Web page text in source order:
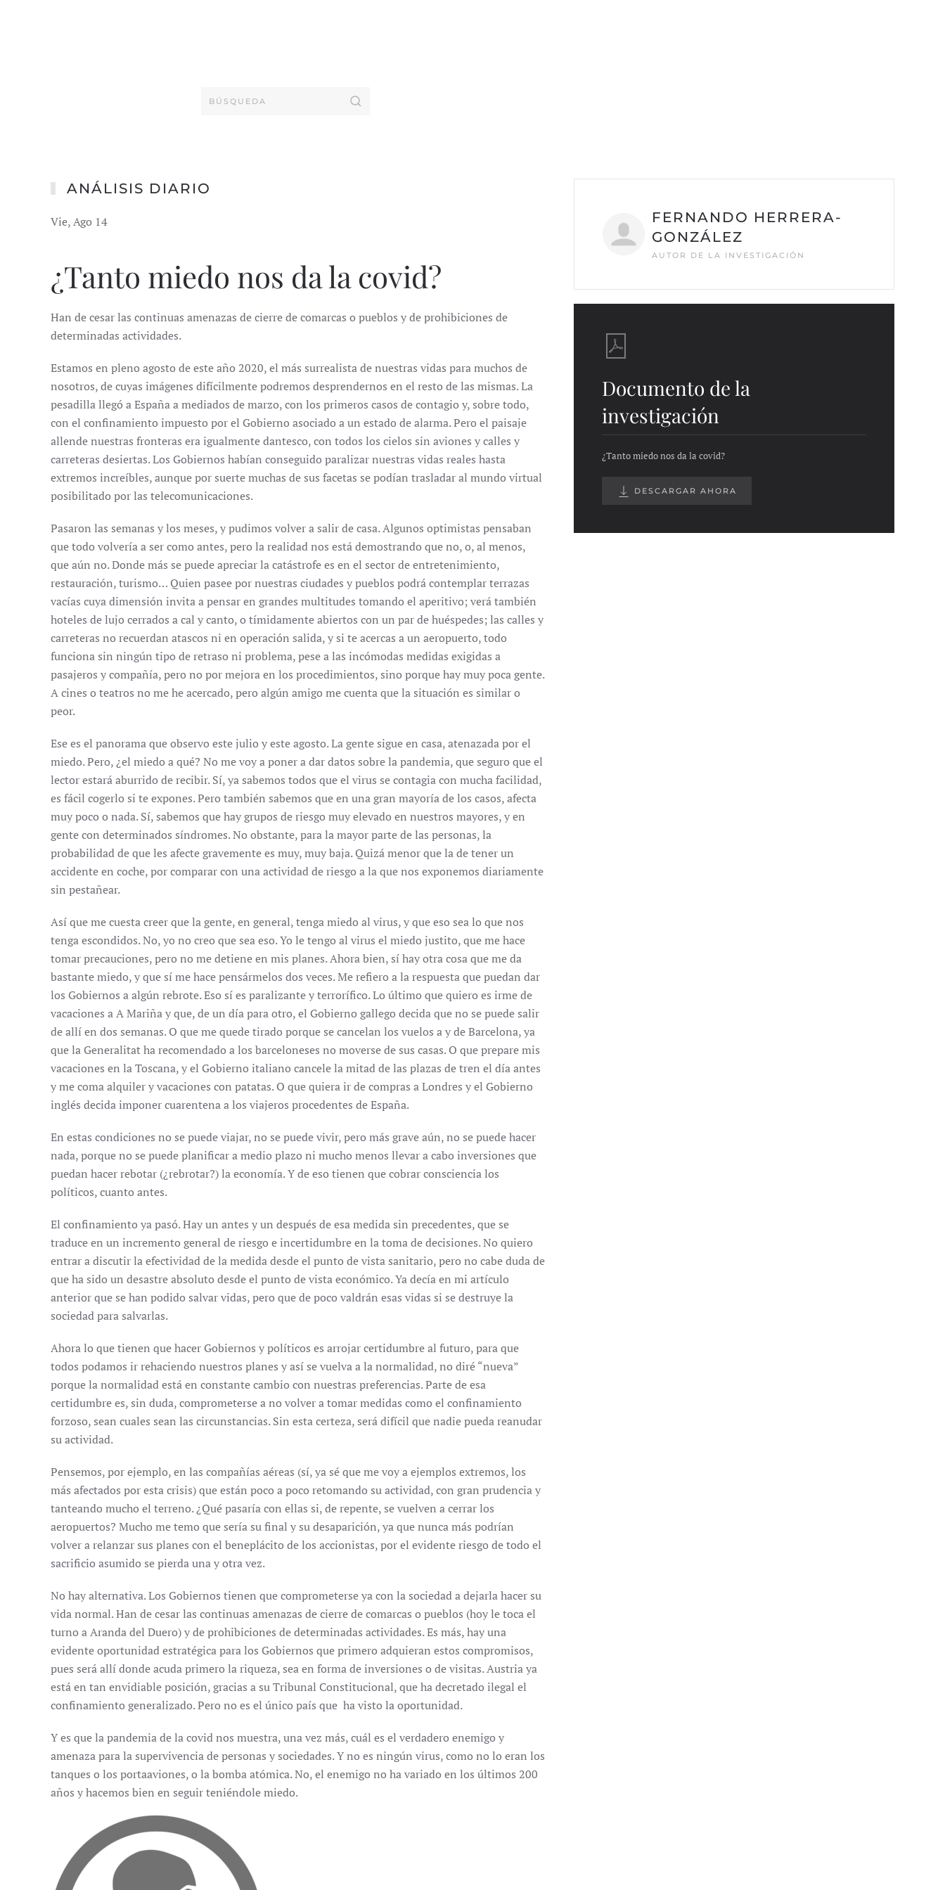
ANÁLISIS DIARIO
Vie, Ago 14
¿Tanto miedo nos da la covid?
Han de cesar las continuas amenazas de cierre de comarcas o pueblos y de prohibiciones de
determinadas actividades.
Estamos en pleno agosto de este año 2020, el más surrealista de nuestras vidas para muchos de
nosotros, de cuyas imágenes difícilmente podremos desprendernos en el resto de las mismas. La
pesadilla llegó a España a mediados de marzo, con los primeros casos de contagio y, sobre todo,
con el confinamiento impuesto por el Gobierno asociado a un estado de alarma. Pero el paisaje
allende nuestras fronteras era igualmente dantesco, con todos los cielos sin aviones y calles y
carreteras desiertas. Los Gobiernos habían conseguido paralizar nuestras vidas reales hasta
extremos increíbles, aunque por suerte muchas de sus facetas se podían trasladar al mundo virtual
posibilitado por las telecomunicaciones.
Pasaron las semanas y los meses, y pudimos volver a salir de casa. Algunos optimistas pensaban
que todo volvería a ser como antes, pero la realidad nos está demostrando que no, o, al menos,
que aún no. Donde más se puede apreciar la catástrofe es en el sector de entretenimiento,
restauración, turismo… Quien pasee por nuestras ciudades y pueblos podrá contemplar terrazas
vacías cuya dimensión invita a pensar en grandes multitudes tomando el aperitivo; verá también
hoteles de lujo cerrados a cal y canto, o tímidamente abiertos con un par de huéspedes; las calles y
carreteras no recuerdan atascos ni en operación salida, y si te acercas a un aeropuerto, todo
funciona sin ningún tipo de retraso ni problema, pese a las incómodas medidas exigidas a
pasajeros y compañía, pero no por mejora en los procedimientos, sino porque hay muy poca gente.
A cines o teatros no me he acercado, pero algún amigo me cuenta que la situación es similar o
peor.
Ese es el panorama que observo este julio y este agosto. La gente sigue en casa, atenazada por el
miedo. Pero, ¿el miedo a qué? No me voy a poner a dar datos sobre la pandemia, que seguro que el
lector estará aburrido de recibir. Sí, ya sabemos todos que el virus se contagia con mucha facilidad,
es fácil cogerlo si te expones. Pero también sabemos que en una gran mayoría de los casos, afecta
muy poco o nada. Sí, sabemos que hay grupos de riesgo muy elevado en nuestros mayores, y en
gente con determinados síndromes. No obstante, para la mayor parte de las personas, la
probabilidad de que les afecte gravemente es muy, muy baja. Quizá menor que la de tener un
accidente en coche, por comparar con una actividad de riesgo a la que nos exponemos diariamente
sin pestañear.
Así que me cuesta creer que la gente, en general, tenga miedo al virus, y que eso sea lo que nos
tenga escondidos. No, yo no creo que sea eso. Yo le tengo al virus el miedo justito, que me hace
tomar precauciones, pero no me detiene en mis planes. Ahora bien, sí hay otra cosa que me da
bastante miedo, y que sí me hace pensármelos dos veces. Me refiero a la respuesta que puedan dar
los Gobiernos a algún rebrote. Eso sí es paralizante y terrorífico. Lo último que quiero es irme de
vacaciones a A Mariña y que, de un día para otro, el Gobierno gallego decida que no se puede salir
de allí en dos semanas. O que me quede tirado porque se cancelan los vuelos a y de Barcelona, ya
que la Generalitat ha recomendado a los barceloneses no moverse de sus casas. O que prepare mis
vacaciones en la Toscana, y el Gobierno italiano cancele la mitad de las plazas de tren el día antes
y me coma alquiler y vacaciones con patatas. O que quiera ir de compras a Londres y el Gobierno
inglés decida imponer cuarentena a los viajeros procedentes de España.
En estas condiciones no se puede viajar, no se puede vivir, pero más grave aún, no se puede hacer
nada, porque no se puede planificar a medio plazo ni mucho menos llevar a cabo inversiones que
puedan hacer rebotar (¿rebrotar?) la economía. Y de eso tienen que cobrar consciencia los
políticos, cuanto antes.
El confinamiento ya pasó. Hay un antes y un después de esa medida sin precedentes, que se
traduce en un incremento general de riesgo e incertidumbre en la toma de decisiones. No quiero
entrar a discutir la efectividad de la medida desde el punto de vista sanitario, pero no cabe duda de
que ha sido un desastre absoluto desde el punto de vista económico. Ya decía en mi artículo
anterior que se han podido salvar vidas, pero que de poco valdrán esas vidas si se destruye la
sociedad para salvarlas.
Ahora lo que tienen que hacer Gobiernos y políticos es arrojar certidumbre al futuro, para que
todos podamos ir rehaciendo nuestros planes y así se vuelva a la normalidad, no diré “nueva”
porque la normalidad está en constante cambio con nuestras preferencias. Parte de esa
certidumbre es, sin duda, comprometerse a no volver a tomar medidas como el confinamiento
forzoso, sean cuales sean las circunstancias. Sin esta certeza, será difícil que nadie pueda reanudar
su actividad.
Pensemos, por ejemplo, en las compañías aéreas (sí, ya sé que me voy a ejemplos extremos, los
más afectados por esta crisis) que están poco a poco retomando su actividad, con gran prudencia y
tanteando mucho el terreno. ¿Qué pasaría con ellas si, de repente, se vuelven a cerrar los
aeropuertos? Mucho me temo que sería su final y su desaparición, ya que nunca más podrían
volver a relanzar sus planes con el beneplácito de los accionistas, por el evidente riesgo de todo el
sacrificio asumido se pierda una y otra vez.
No hay alternativa. Los Gobiernos tienen que comprometerse ya con la sociedad a dejarla hacer su
vida normal. Han de cesar las continuas amenazas de cierre de comarcas o pueblos (hoy le toca el
turno a Aranda del Duero) y de prohibiciones de determinadas actividades. Es más, hay una
evidente oportunidad estratégica para los Gobiernos que primero adquieran estos compromisos,
pues será allí donde acuda primero la riqueza, sea en forma de inversiones o de visitas. Austria ya
está en tan envidiable posición, gracias a su Tribunal Constitucional, que ha decretado ilegal el
confinamiento generalizado. Pero no es el único país que ha visto la oportunidad.
Y es que la pandemia de la covid nos muestra, una vez más, cuál es el verdadero enemigo y
amenaza para la supervivencia de personas y sociedades. Y no es ningún virus, como no lo eran los
tanques o los portaaviones, o la bomba atómica. No, el enemigo no ha variado en los últimos 200
años y hacemos bien en seguir teniéndole miedo.
FERNANDO HERRERA-
GONZÁLEZ
AUTOR DE LA INVESTIGACIÓN
Documento de la
investigación
¿Tanto miedo nos da la covid?
DESCARGAR AHORA